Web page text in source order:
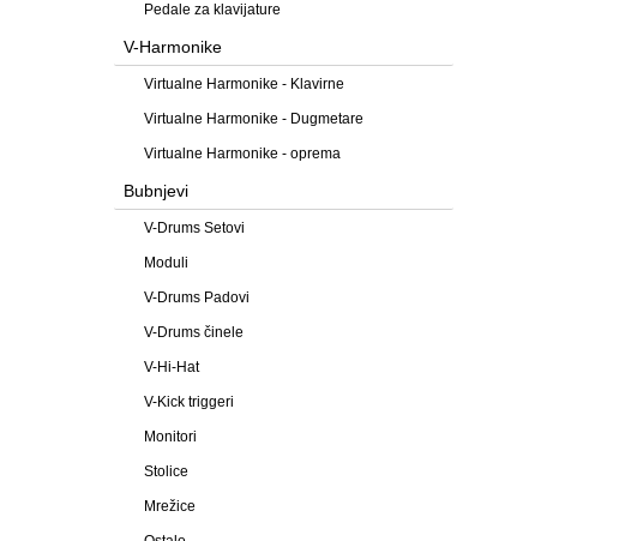
Pedale za klavijature
V-Harmonike
Virtualne Harmonike - Klavirne
Virtualne Harmonike - Dugmetare
Virtualne Harmonike - oprema
Bubnjevi
V-Drums Setovi
Moduli
V-Drums Padovi
V-Drums činele
V-Hi-Hat
V-Kick triggeri
Monitori
Stolice
Mrežice